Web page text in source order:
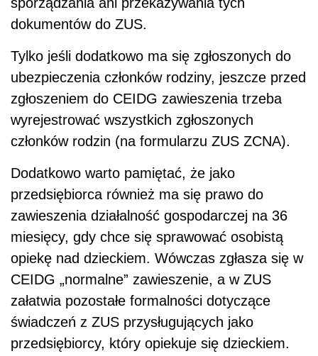
dokumentów do ZUS.
Tylko jeśli dodatkowo ma się zgłoszonych do
ubezpieczenia członków rodziny, jeszcze przed
zgłoszeniem do CEIDG zawieszenia trzeba
wyrejestrować wszystkich zgłoszonych
członków rodzin (na formularzu ZUS ZCNA).
Dodatkowo warto pamiętać, że jako
przedsiębiorca również ma się prawo do
zawieszenia działalność gospodarczej na 36
miesięcy, gdy chce się sprawować osobistą
opiekę nad dzieckiem. Wówczas zgłasza się w
CEIDG „normalne” zawieszenie, a w ZUS
załatwia pozostałe formalności dotyczące
świadczeń z ZUS przysługujących jako
przedsiębiorcy, który opiekuje się dzieckiem.